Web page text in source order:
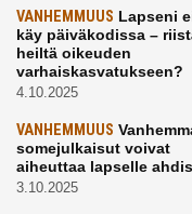
VANHEMMUUS Lapseni
käy päiväkodissa –
heiltä oikeuden
varhaiskasvatukseen?
4.10.2025
VANHEMMUUS
somejulkaisut voivat
aiheuttaa lapselle
3.10.2025